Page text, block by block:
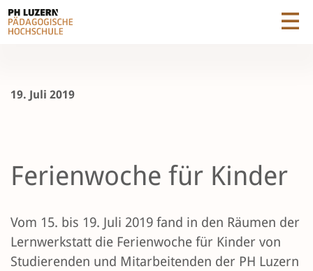
19. Juli 2019
Ferienwoche für Kinder
Vom 15. bis 19. Juli 2019 fand in den Räumen der
Lernwerkstatt die Ferienwoche für Kinder von
Studierenden und Mitarbeitenden der PH Luzern